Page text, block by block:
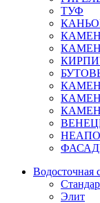
ТУФ
Водосточная
Элит